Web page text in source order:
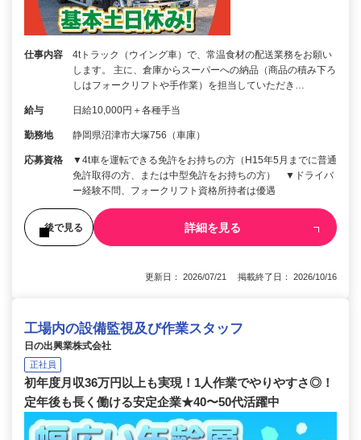
仕事内容
4tトラック（ウイング車）で、常温食材の配送業務をお願い
します。 主に、倉庫からスーパーへの納品（商品の積み下ろ
しはフォークリフトや手作業）を担当していただき…
給与 日給10,000円＋各種手当
勤務地 静岡県沼津市大塚756（車庫）
応募資格
▼4t車を運転できる免許をお持ちの方（H15年5月までに普通
免許取得の方、または中型免許をお持ちの方） ▼ドライバ
ー経験不問、フォークリフト資格所持者は優遇
後で見る 詳細を見る
更新日： 2026/07/21 掲載終了日： 2026/10/16
工場内の設備監視及び作業スタッフ
日の出興業株式会社
正社員
初年度月収36万円以上も実現！1人作業でやりやすさ◎！
定年後も長く働ける安定企業★40〜50代活躍中